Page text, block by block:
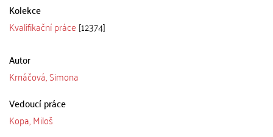
Kolekce
Kvalifikační práce [12374]
Autor
Krnáčová, Simona
Vedoucí práce
Kopa, Miloš